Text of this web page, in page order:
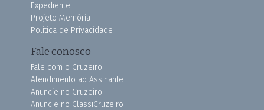
Expediente
Projeto Memória
Política de Privacidade
Fale conosco
Fale com o Cruzeiro
Atendimento ao Assinante
Anuncie no Cruzeiro
Anuncie no ClassiCruzeiro